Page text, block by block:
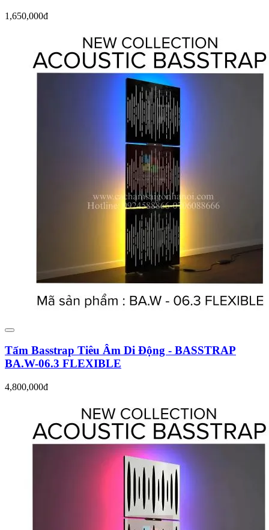
1,650,000đ
Tấm Basstrap Tiêu Âm Di Động - BASSTRAP
BA.W-06.3 FLEXIBLE
4,800,000đ